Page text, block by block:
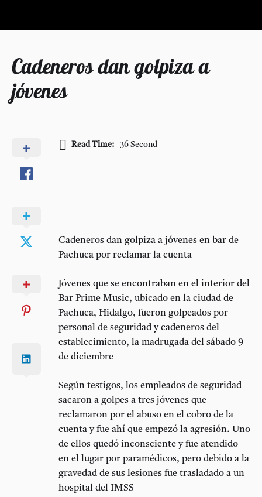
Cadeneros dan golpiza a
jóvenes
Read Time: 36 Second
Cadeneros dan golpiza a jóvenes en bar de
Pachuca por reclamar la cuenta
Jóvenes que se encontraban en el interior del
Bar Prime Music, ubicado en la ciudad de
Pachuca, Hidalgo, fueron golpeados por
personal de seguridad y cadeneros del
establecimiento, la madrugada del sábado 9
de diciembre
Según testigos, los empleados de seguridad
sacaron a golpes a tres jóvenes que
reclamaron por el abuso en el cobro de la
cuenta y fue ahí que empezó la agresión. Uno
de ellos quedó inconsciente y fue atendido
en el lugar por paramédicos, pero debido a la
gravedad de sus lesiones fue trasladado a un
hospital del IMSS